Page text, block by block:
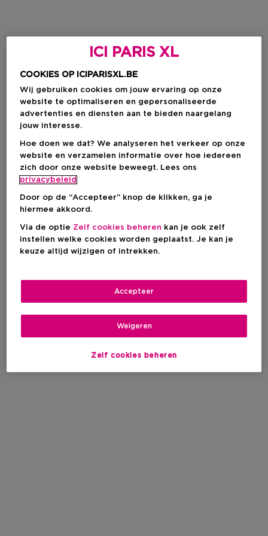
ICI PARIS XL
COOKIES OP ICIPARISXL.BE
Wij gebruiken cookies om jouw ervaring op onze
website te optimaliseren en gepersonaliseerde
advertenties en diensten aan te bieden naargelang
jouw interesse.
Hoe doen we dat? We analyseren het verkeer op onze
website en verzamelen informatie over hoe iedereen
zich door onze website beweegt. Lees ons
privacybeleid
Door op de “Accepteer” knop de klikken, ga je
hiermee akkoord.
Via de optie Zelf cookies beheren kan je ook zelf
instellen welke cookies worden geplaatst. Je kan je
keuze altijd wijzigen of intrekken.
Zelf cookies beheren
Weigeren
Accepteer